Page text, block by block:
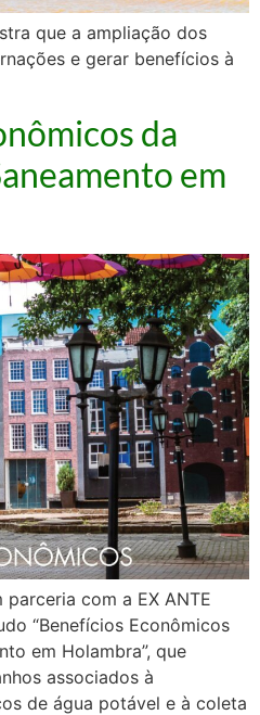
que a ampliação dos
e gerar benefícios à
da
em
com a EX ANTE
“Benefícios Econômicos
em Holambra”, que
associados à
de água potável e à coleta